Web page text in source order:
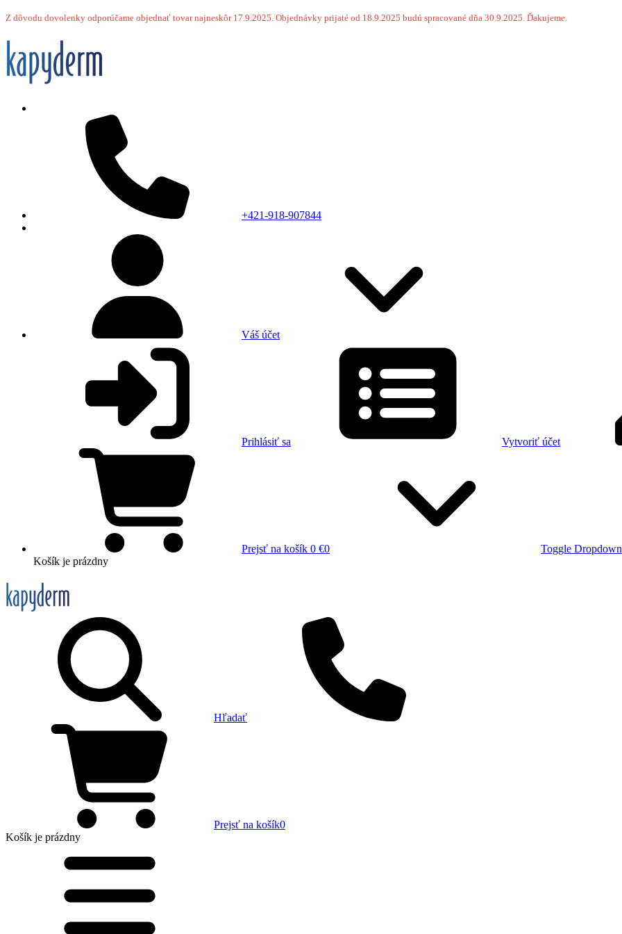
Z dôvodu dovolenky odporúčame objednať tovar najneskôr 17.9.2025. Objednávky prijaté od 18.9.2025 budú spracované dňa 30.9.2025. Ďakujeme.
+421-918-907844
Váš účet
Prihlásiť sa Vytvoriť účet
Prejsť na košík 0 €0
Toggle Dropdown
Košík je prázdny
Hľadať
Prejsť na košík0
Košík je prázdny